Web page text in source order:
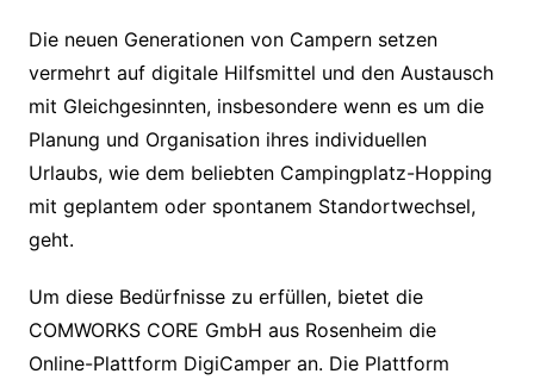
Die neuen Generationen von Campern setzen
vermehrt auf digitale Hilfsmittel und den Austausch
mit Gleichgesinnten, insbesondere wenn es um die
Planung und Organisation ihres individuellen
Urlaubs, wie dem beliebten Campingplatz-Hopping
mit geplantem oder spontanem Standortwechsel,
geht.
Um diese Bedürfnisse zu erfüllen, bietet die
COMWORKS CORE GmbH aus Rosenheim die
Online-Plattform DigiCamper an. Die Plattform